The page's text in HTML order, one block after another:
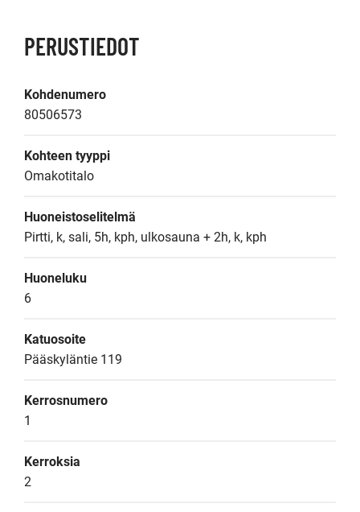
PERUSTIEDOT
Kohdenumero
80506573
Kohteen tyyppi
Omakotitalo
Huoneistoselitelmä
Pirtti, k, sali, 5h, kph, ulkosauna + 2h, k, kph
Huoneluku
6
Katuosoite
Pääskyläntie 119
Kerrosnumero
1
Kerroksia
2